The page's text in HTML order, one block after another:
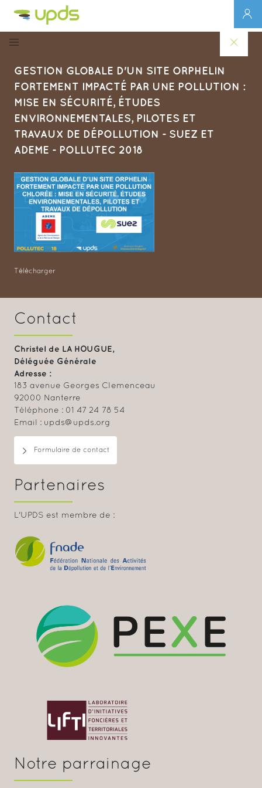
GESTION GLOBALE D'UN SITE ORPHELIN
FORTEMENT IMPACTÉ PAR UNE POLLUTION :
MISE EN SÉCURITÉ, ÉTUDES
ENVIRONNEMENTALES, PILOTES ET
TRAVAUX DE DÉPOLLUTION - SUEZ ET
ADEME - POLLUTEC 2018
Télécharger
Contact
Christel de LA HOUGUE,
Déléguée Générale
Adresse :
183 avenue Georges Clemenceau
92000 Nanterre
Téléphone : 01 47 24 78 54
Email : upds@upds.org
Formulaire de contact
Partenaires
L'UPDS est membre de :
Notre parrainage